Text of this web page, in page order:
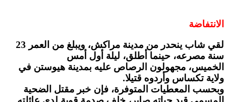
الانتفاضة
لقي شاب ينحدر من مدينة مراكش، ويبلغ من العمر 23
سنة مصرعه، حينما أطلق، ليلة أول أمس
الخميس، مجهولون الرصاص عليه بمدينة هيوستن في
ولاية تكساس وأردوه قتيلا.
وبحسب المعطيات المتوفرة، فإن خبر مقتل الضحية